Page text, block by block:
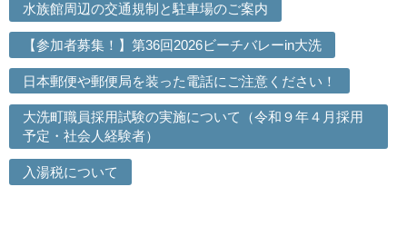
水族館周辺の交通規制と駐車場のご案内
【参加者募集！】第36回2026ビーチバレーin大洗
日本郵便や郵便局を装った電話にご注意ください！
大洗町職員採用試験の実施について（令和９年４月採用
予定・社会人経験者）
入湯税について